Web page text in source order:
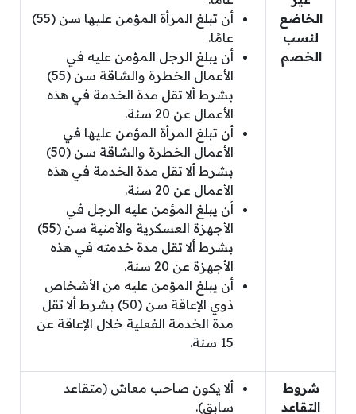
الخاضع
لنسب
الخصم
أن تبلغ المرأة المؤمن عليها سن (55)
عامًا.
أن يبلغ الرجل المؤمن عليه في
الأعمال الخطرة والشاقة سن (55)
بشرط ألا تقل مدة الخدمة في هذه
الأعمال عن 20 سنة.
أن تبلغ المرأة المؤمن عليها في
الأعمال الخطرة والشاقة سن (50)
بشرط ألا تقل مدة الخدمة في هذه
الأعمال عن 20 سنة.
أن يبلغ المؤمن عليه الرجل في
الأجهزة العسكرية والأمنية سن (55)
بشرط ألا تقل مدة خدمته في هذه
الأجهزة عن 20 سنة.
أن يبلغ المؤمن عليه من الأشخاص
ذوي الإعاقة سن (50) بشرط ألا تقل
مدة الخدمة الفعلية خلال الإعاقة عن
15 سنة.
شروط
التقاعد
ألا يكون صاحب معاش (متقاعد
سابق).